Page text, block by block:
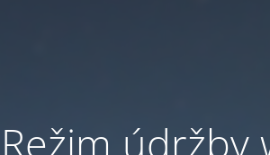
Režim údržby